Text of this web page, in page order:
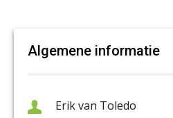
Algemene informatie
Erik van Toledo